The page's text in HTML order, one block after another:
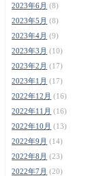
2023年6月 (8)
2023年5月 (8)
2023年4月 (9)
2023年3月 (10)
2023年2月 (17)
2023年1月 (17)
2022年12月 (16)
2022年11月 (16)
2022年10月 (13)
2022年9月 (14)
2022年8月 (23)
2022年7月 (20)